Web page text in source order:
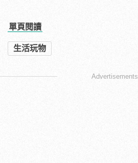
單頁閱讀
生活玩物
Advertisements